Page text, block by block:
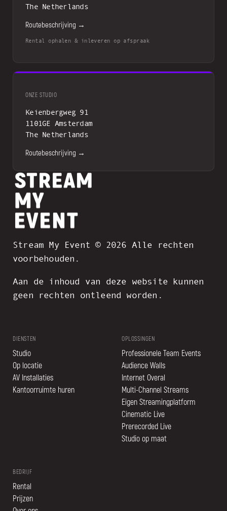
The Netherlands
Routebeschrijving →
Rental ophalen & inleveren op afspraak
ONZE STUDIO
Keienbergweg 91
1101GE Amsterdam
The Netherlands
Routebeschrijving →
Stream My Event © 2026 Alle rechten
voorbehouden.
Aan de inhoud van deze website kunnen
geen rechten ontleend worden.
DIENSTEN
Studio
Op locatie
AV Installaties
Kantoorruimte huren
OPLOSSINGEN
Professionele Team Events
Audience Walls
Internet Overal
Multi-Channel Streams
Eigen Streamingplatform
Cinematic Live
Prerecorded Live
Studio op maat
BEDRIJF
Rental
Prijzen